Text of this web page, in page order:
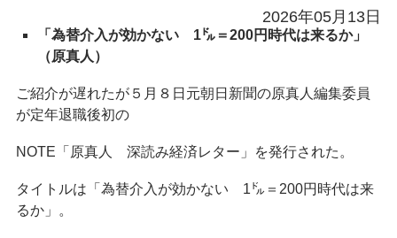
2026年05月13日
「為替介入が効かない 1㌦＝200円時代は来るか」
（原真人）
ご紹介が遅れたが５月８日元朝日新聞の原真人編集委員
が定年退職後初の
NOTE「原真人 深読み経済レター」を発行された。
タイトルは「為替介入が効かない 1㌦＝200円時代は来
るか」。